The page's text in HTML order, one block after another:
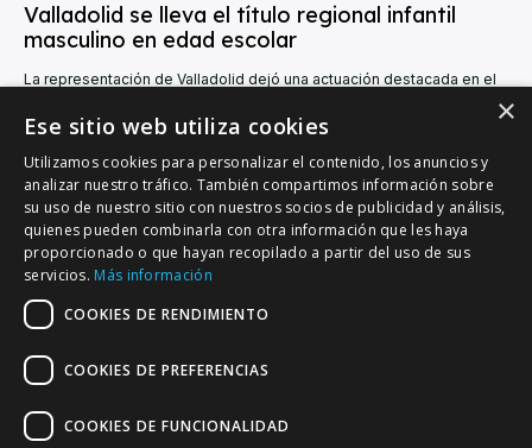
Valladolid se lleva el título regional infantil
masculino en edad escolar
La representación de Valladolid dejó una actuación destacada en el
en Zamora, donde logró...
VALLADOLID DEPORTIVO
Tu información deportiva vallisoletana
×
Ese sitio web utiliza cookies
Utilizamos cookies para personalizar el contenido, los anuncios y
analizar nuestro tráfico. También compartimos información sobre
su uso de nuestro sitio con nuestros socios de publicidad y análisis,
quienes pueden combinarla con otra información que les haya
proporcionado o que hayan recopilado a partir del uso de sus
servicios. Más información
COOKIES DE RENDIMIENTO
COOKIES DE PREFERENCIAS
COOKIES DE FUNCIONALIDAD